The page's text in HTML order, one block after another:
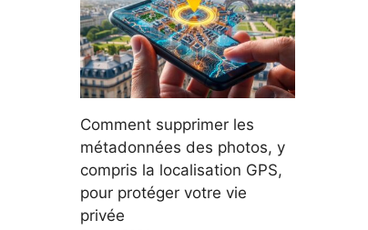
Comment supprimer les
métadonnées des photos, y
compris la localisation GPS,
pour protéger votre vie
privée